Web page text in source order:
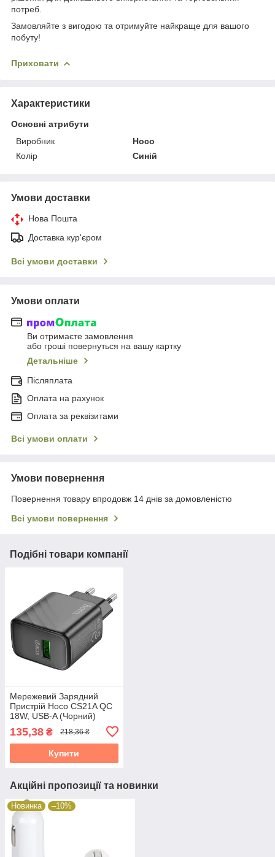
потреб.
Замовляйте з вигодою та отримуйте найкраще для вашого
побуту!
Приховати
Характеристики
Основні атрибути
Виробник
Hoco
Колір
Синій
Умови доставки
Нова Пошта
Доставка кур'єром
Всі умови доставки
Умови оплати
Ви отримаєте замовлення
або гроші повернуться на вашу картку
Детальніше
Післяплата
Оплата на рахунок
Оплата за реквізитами
Всі умови оплати
Умови повернення
Повернення товару впродовж 14 днів за домовленістю
Всі умови повернення
Подібні товари компанії
Мережевий Зарядний
Пристрій Hoco CS21A QC
18W, USB-A (Чорний)
135,38 ₴ 218,36 ₴
Купити
Акційні пропозиції та новинки
Новинка –10%